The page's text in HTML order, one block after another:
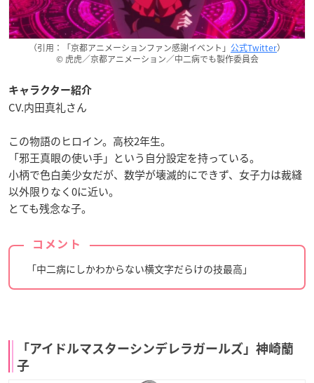
（引用：「京都アニメーションファン感謝イベント」 公式Twitter）
© 虎虎／京都アニメーション／中二病でも製作委員会
キャラクター紹介
CV.内田真礼さん
この物語のヒロイン。高校2年生。
「邪王真眼の使い手」という自分設定を持っている。
小柄で色白美少女だが、数学が壊滅的にできず、女子力は裁縫
以外限りなく0に近い。
とても残念な子。
コメント
「中二病にしかわからない横文字だらけの技最高」
「アイドルマスターシンデレラガールズ」神崎蘭
子